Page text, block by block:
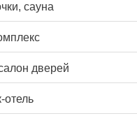
сауна
дверей
отель